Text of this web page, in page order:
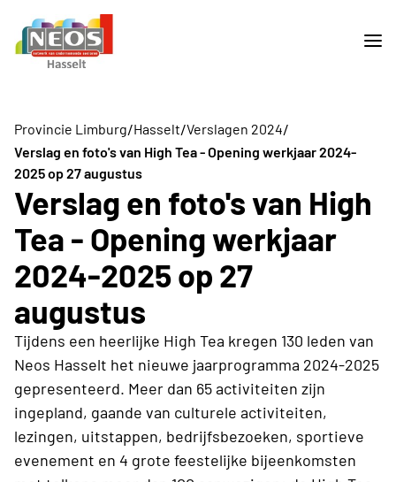
Provincie Limburg/Hasselt/Verslagen 2024/
Verslag en foto's van High Tea - Opening werkjaar 2024-
2025 op 27 augustus
Verslag en foto's van High
Tea - Opening werkjaar
2024-2025 op 27
augustus
Tijdens een heerlijke High Tea kregen 130 leden van
Neos Hasselt het nieuwe jaarprogramma 2024-2025
gepresenteerd. Meer dan 65 activiteiten zijn
ingepland, gaande van culturele activiteiten,
lezingen, uitstappen, bedrijfsbezoeken, sportieve
evenement en 4 grote feestelijke bijeenkomsten